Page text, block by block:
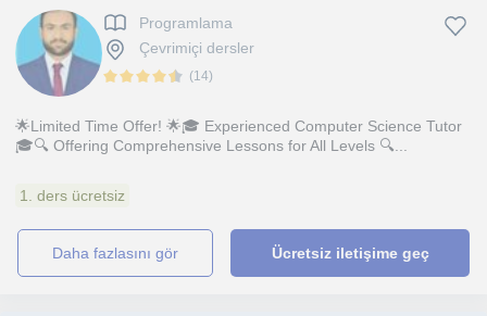
Programlama
Çevrimiçi dersler
(14)
🌟Limited Time Offer! 🌟🎓 Experienced Computer Science Tutor
🎓🔍 Offering Comprehensive Lessons for All Levels 🔍...
1. ders ücretsiz
daha fazlasını gör Ücretsiz iletişime geç